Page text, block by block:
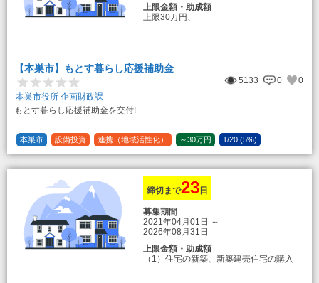
上限金額・助成額
上限30万円、
【本巣市】もとす暮らし応援補助金
5133 0
0
本巣市役所 企画財政課
もとす暮らし応援補助金を交付!
本巣市 設備投資 連携（地域活性化） ～30万円 1/20 (5%)
締切まで23 日
募集期間
2021年04月01日 ～
2026年08月31日
上限金額・助成額
（1）住宅の新築、新築建売住宅の購入